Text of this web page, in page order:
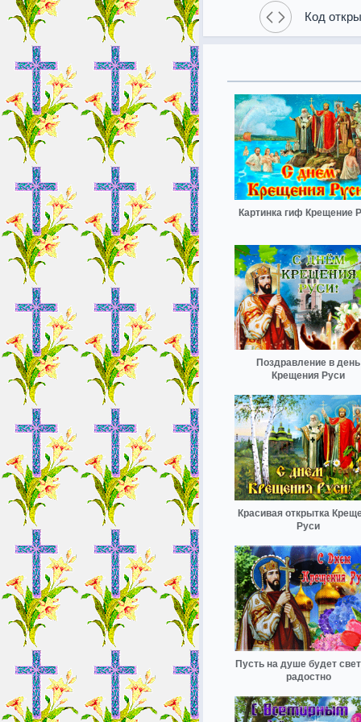
Код
Картинка гиф Крещение
Поздравление в день
Крещения Руси
Красивая открытка
Руси
Пусть на душе будет
радостно